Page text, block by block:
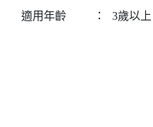
適用年齡
： 3歲以上